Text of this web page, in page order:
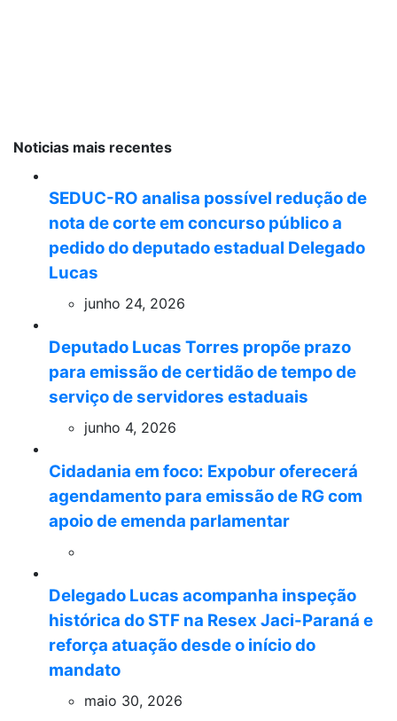
Noticias mais recentes
SEDUC-RO analisa possível redução de
nota de corte em concurso público a
pedido do deputado estadual Delegado
Lucas
junho 24, 2026
Deputado Lucas Torres propõe prazo
para emissão de certidão de tempo de
serviço de servidores estaduais
junho 4, 2026
Cidadania em foco: Expobur oferecerá
agendamento para emissão de RG com
apoio de emenda parlamentar
Delegado Lucas acompanha inspeção
histórica do STF na Resex Jaci-Paraná e
reforça atuação desde o início do
mandato
maio 30, 2026